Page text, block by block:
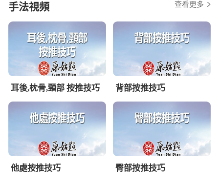
手法視頻 查看更多
耳後,枕骨,頸部 按推技巧 背部按推技巧
他處按推技巧 臀部按推技巧